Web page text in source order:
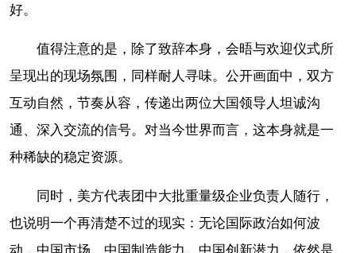
好。
值得注意的是，除了致辞本身，会晤与欢迎仪式所
呈现出的现场氛围，同样耐人寻味。公开画面中，双方
互动自然，节奏从容，传递出两位大国领导人坦诚沟
通、深入交流的信号。对当今世界而言，这本身就是一
种稀缺的稳定资源。
同时，美方代表团中大批重量级企业负责人随行，
也说明一个再清楚不过的现实：无论国际政治如何波
动，中国市场、中国制造能力、中国创新潜力，依然是